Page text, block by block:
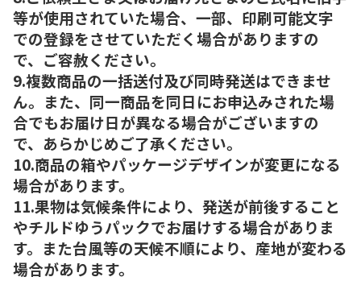
等が使用されていた場合、一部、印刷可能文字
での登録をさせていただく場合がありますの
で、ご容赦ください。
9.複数商品の一括送付及び同時発送はできませ
ん。また、同一商品を同日にお申込みされた場
合でもお届け日が異なる場合がございますの
で、あらかじめご了承ください。
10.商品の箱やパッケージデザインが変更になる
場合があります。
11.果物は気候条件により、発送が前後すること
やチルドゆうパックでお届けする場合がありま
す。また台風等の天候不順により、産地が変わる
場合があります。